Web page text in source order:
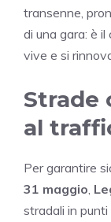
transenne,
di una gara: è
vive e si
Strade
al
Per garantire
31 maggio
stradali in punti